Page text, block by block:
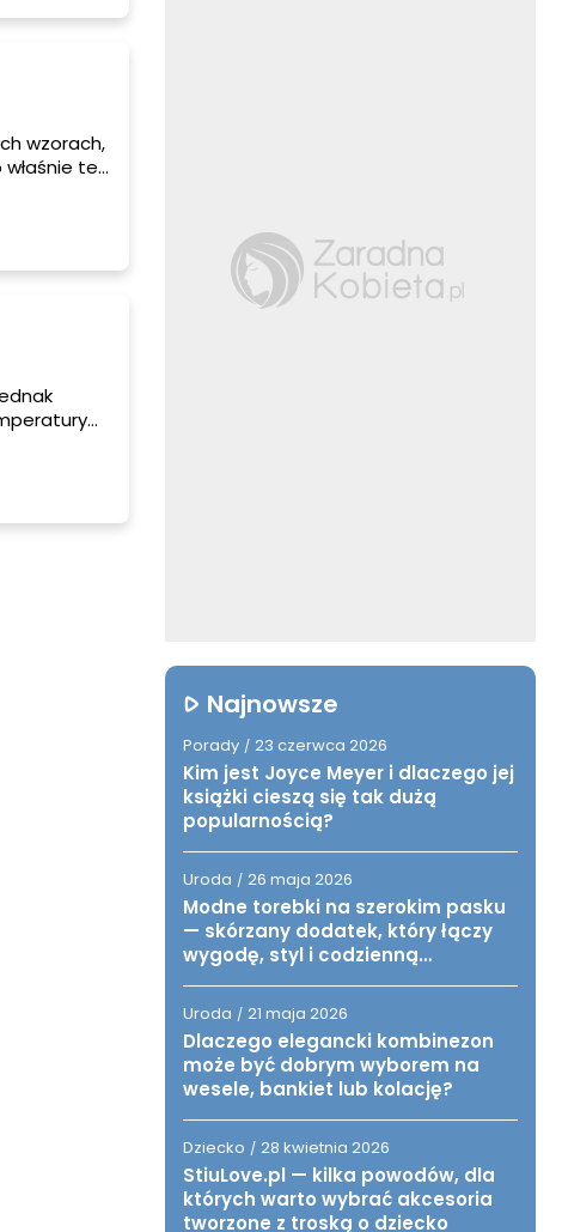
wzorach,
te
Najnowsze
Porady / 23 czerwca 2026
Kim jest Joyce Meyer i dlaczego jej
książki cieszą się tak dużą
popularnością?
Uroda / 26 maja 2026
Modne torebki na szerokim pasku
— skórzany dodatek, który łączy
wygodę, styl i codzienną
Uroda / 21 maja 2026
Dlaczego elegancki kombinezon
może być dobrym wyborem na
wesele, bankiet lub kolację?
Dziecko / 28 kwietnia 2026
StiuLove.pl — kilka powodów, dla
których warto wybrać akcesoria
tworzone z troską o dziecko